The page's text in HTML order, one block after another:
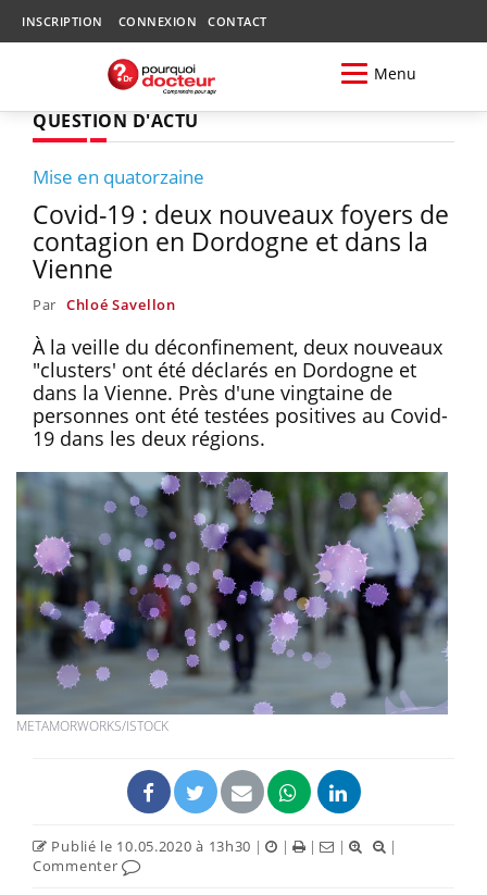
INSCRIPTION CONNEXION CONTACT
Menu
QUESTION D'ACTU
Mise en quatorzaine
Covid-19 : deux nouveaux foyers de
contagion en Dordogne et dans la
Vienne
Par Chloé Savellon
À la veille du déconfinement, deux nouveaux
"clusters' ont été déclarés en Dordogne et
dans la Vienne. Près d'une vingtaine de
personnes ont été testées positives au Covid-
19 dans les deux régions.
METAMORWORKS/ISTOCK
Publié le 10.05.2020 à 13h30 | | | |
|
Commenter